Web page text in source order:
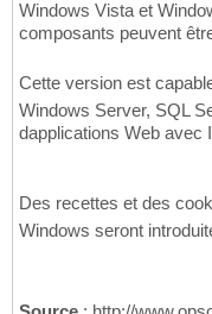
Windows Vista et
composants peuvent
Cette version est
Windows Server, SQL
dapplications Web avec
Des recettes et des
Windows seront